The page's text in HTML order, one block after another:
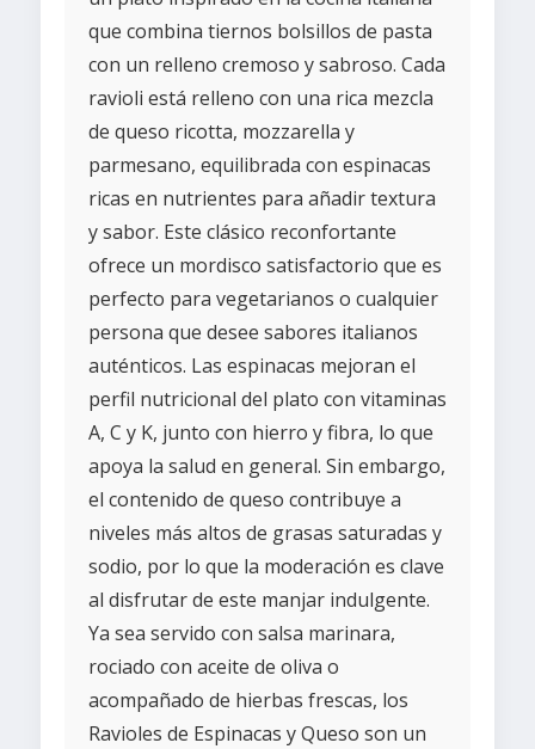
que combina tiernos bolsillos de pasta
con un relleno cremoso y sabroso. Cada
ravioli está relleno con una rica mezcla
de queso ricotta, mozzarella y
parmesano, equilibrada con espinacas
ricas en nutrientes para añadir textura
y sabor. Este clásico reconfortante
ofrece un mordisco satisfactorio que es
perfecto para vegetarianos o cualquier
persona que desee sabores italianos
auténticos. Las espinacas mejoran el
perfil nutricional del plato con vitaminas
A, C y K, junto con hierro y fibra, lo que
apoya la salud en general. Sin embargo,
el contenido de queso contribuye a
niveles más altos de grasas saturadas y
sodio, por lo que la moderación es clave
al disfrutar de este manjar indulgente.
Ya sea servido con salsa marinara,
rociado con aceite de oliva o
acompañado de hierbas frescas, los
Ravioles de Espinacas y Queso son un